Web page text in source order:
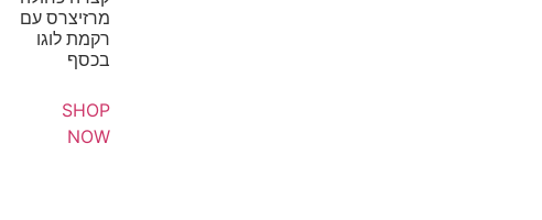
מרזיצרס עם
רקמת לוגו
בכסף
SHOP
NOW